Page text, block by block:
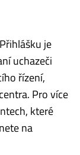
je
uchazeči
řízení,
Pro více
které
na